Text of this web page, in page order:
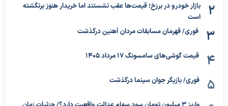
بازار خودرو در برزخ؛ قیمت‌ها عقب نشستند اما خریدار هنوز برنگشته
است
فوری/ قهرمان مسابقات مردان آهنین درگذشت
قیمت گوشی‌های سامسونگ 17 مرداد 1405
فوری/ بازیگر جوان سینما درگذشت